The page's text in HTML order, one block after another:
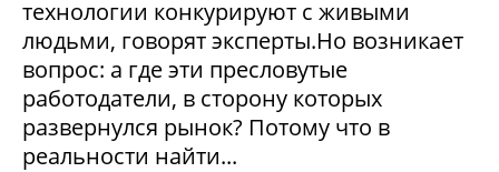
технологии конкурируют с живыми
людьми, говорят эксперты.Но возникает
вопрос: а где эти пресловутые
работодатели, в сторону которых
развернулся рынок? Потому что в
реальности найти...